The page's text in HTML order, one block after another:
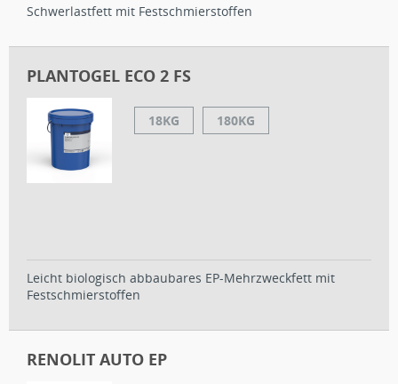
Schwerlastfett mit Festschmierstoffen
PLANTOGEL ECO 2 FS
18KG 180KG
Leicht biologisch abbaubares EP-Mehrzweckfett mit
Festschmierstoffen
RENOLIT AUTO EP